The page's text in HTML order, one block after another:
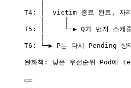
T4: │  victim 종료 완료, 자
T5: │     └─▶ Q가 먼저 스케줄
T6: └─▶ P는 다시 Pending 상
완화책: 낮은 우선순위 Pod에